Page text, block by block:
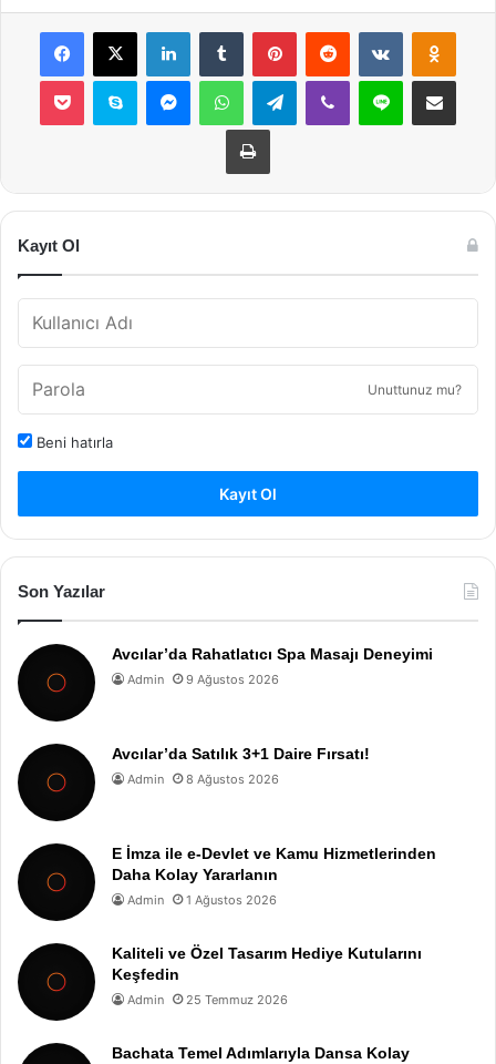
Facebook
X LinkedInTumblr PinterestReddit VKontakte
Pocket Skype MessengerWhatsAppTelegramViber Line E-Posta ile
Yazdır
Kayıt Ol
Unuttunuz mu?
Beni hatırla
Kayıt Ol
Son Yazılar
Avcılar’da Rahatlatıcı Spa Masajı Deneyimi
Admin 9 Ağustos 2026
Avcılar’da Satılık 3+1 Daire Fırsatı!
Admin 8 Ağustos 2026
E İmza ile e-Devlet ve Kamu Hizmetlerinden
Daha Kolay Yararlanın
Admin 1 Ağustos 2026
Kaliteli ve Özel Tasarım Hediye Kutularını
Keşfedin
Admin 25 Temmuz 2026
Bachata Temel Adımlarıyla Dansa Kolay